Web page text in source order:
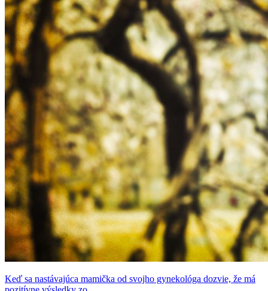
Keď sa nastávajúca mamička od svojho gynekológa dozvie, že má